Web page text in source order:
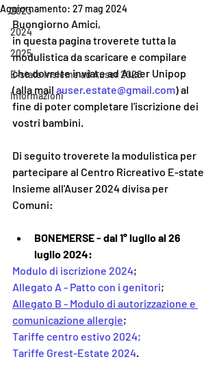
2023
2024
2025
E-state Insieme ad Auser 2026
Informazioni
Aggiornamento: 27 mag 2024
Buongiorno Amici,
in questa pagina troverete tutta la
modulistica da scaricare e compilare
che dovrete inviare ad Auser Unipop
(alla mail auser.estate@gmail.com) al
fine di poter completare l'iscrizione dei
vostri bambini.
Di seguito troverete la modulistica per
partecipare al Centro Ricreativo E-state
Insieme all'Auser 2024 divisa per
Comuni:
BONEMERSE - dal 1° luglio al 26
luglio 2024:
Modulo di iscrizione 2024;
Allegato A - Patto con i genitori;
Allegato B - Modulo di autorizzazione e
comunicazione allergie;
Tariffe centro estivo 2024;
Tariffe Grest-Estate 2024.